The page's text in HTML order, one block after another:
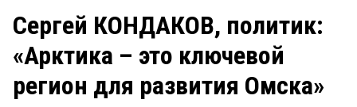
ЗАКОН
НОВОСТИ КОМПАНИЙ
Рейтинги
Блоги
Архив
Сергей КОНДАКОВ, политик:
«Арктика – это ключевой
регион для развития Омска»